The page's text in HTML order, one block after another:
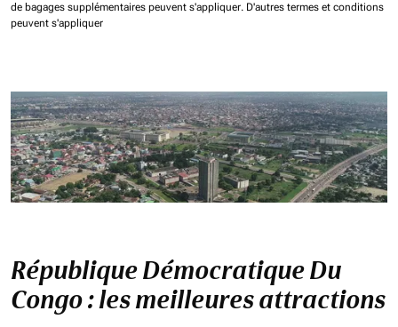
de bagages supplémentaires peuvent s'appliquer. D'autres termes et conditions
peuvent s'appliquer
République Démocratique Du
Congo : les meilleures attractions